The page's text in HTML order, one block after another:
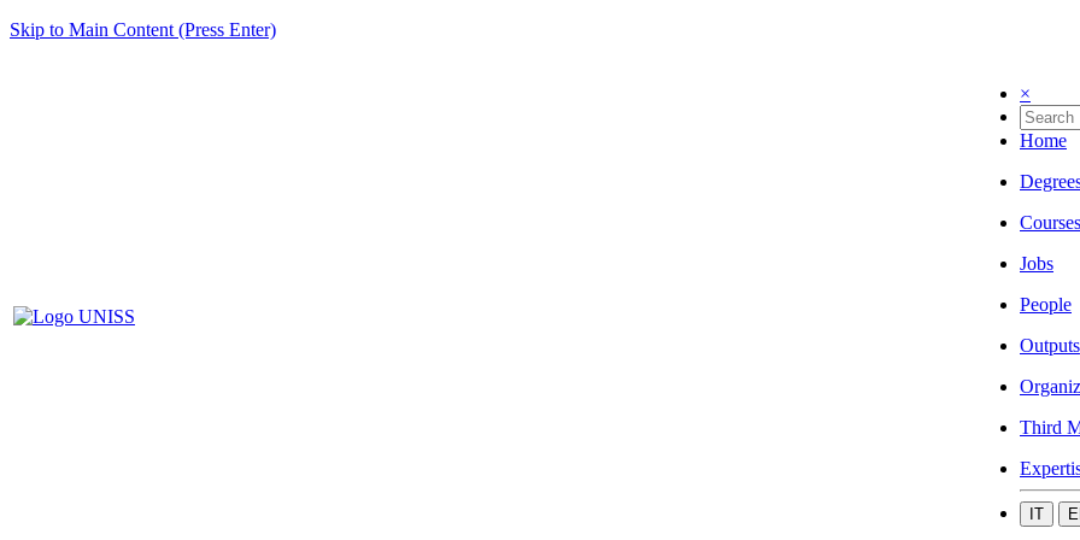
Skip to Main Content (Press Enter)
×
Home
Courses
Jobs
People
Outputs
Third
IT